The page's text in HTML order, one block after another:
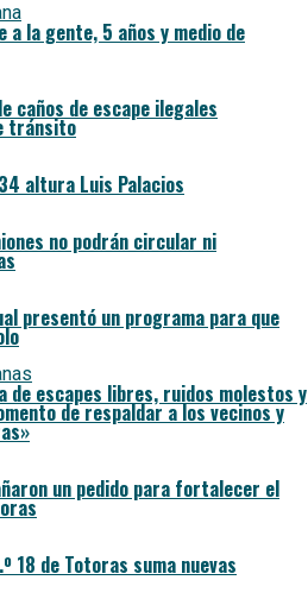
a la gente, 5 años y medio de
caños de escape ilegales
tránsito
altura Luis Palacios
no podrán circular ni
presentó un programa para que
de escapes libres, ruidos molestos y
de respaldar a los vecinos y
un pedido para fortalecer el
18 de Totoras suma nuevas